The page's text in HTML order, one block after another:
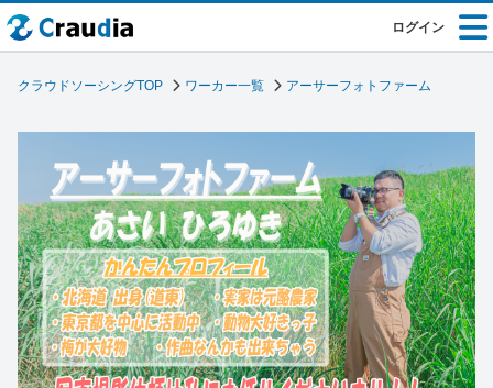
ログイン
クラウドソーシングTOP ワーカー一覧 アーサーフォトファーム